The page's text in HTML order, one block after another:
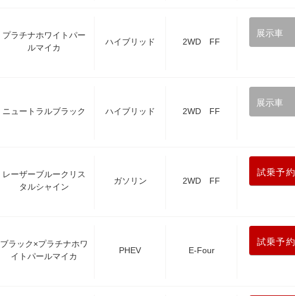
プラチナホワイトパー
ルマイカ
ハイブリッド 2WD FF
展示車
ニュートラルブラック ハイブリッド 2WD FF
展示車
レーザーブルークリス
タルシャイン
ガソリン 2WD FF
試乗予約
ブラック×プラチナホワ
イトパールマイカ
PHEV E-Four
試乗予約